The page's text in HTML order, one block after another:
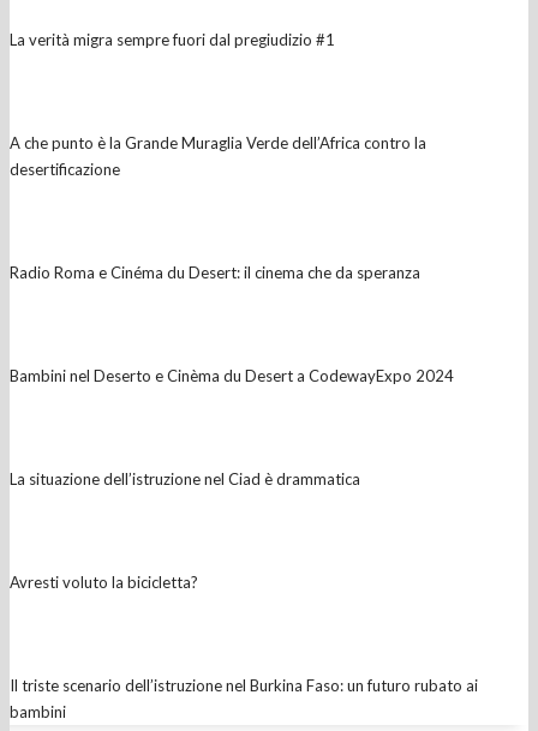
La verità migra sempre fuori dal pregiudizio #1
A che punto è la Grande Muraglia Verde dell’Africa contro la
desertificazione
Radio Roma e Cinéma du Desert: il cinema che da speranza
Bambini nel Deserto e Cinèma du Desert a CodewayExpo 2024
La situazione dell’istruzione nel Ciad è drammatica
Avresti voluto la bicicletta?
Il triste scenario dell’istruzione nel Burkina Faso: un futuro rubato ai
bambini